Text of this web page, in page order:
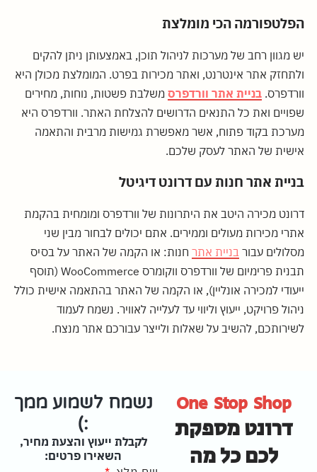
הפלטפורמה הכי מומלצת
יש מגוון רחב של מערכות לניהול תוכן, באמצעותן ניתן להקים
ולתחזק אתר אינטרנט, ואתר מכירות בפרט. המומלצת מכולן היא
וורדפרס. בניית אתר וורדפרסמשלבת פשטות, נוחות, מחירים
שפויים ואת כל התנאים הדרושים להצלחת האתר. וורדפרס היא
מערכת בקוד פתוח, אשר מאפשרת גמישות מרבית והתאמה
אישית של האתר לעסק שלכם.
בניית אתר חנות עם דרונט דיגיטל
דרונט מכירה היטב את היתרונות של וורדפרס ומומחית בהקמת
אתרי מכירות מעולים וממירים. אתם יכולים לבחור מבין שני
מסלולים עבור בניית אתרחנות: או הקמה של האתר על בסיס
תבנית פרימיום של וורדפרס ווקומרס WooCommerce (תוסף
ייעודי למכירה אונליין), או הקמה של האתר בהתאמה אישית כולל
ניהול פרויקט, ייעוץ וליווי עד לעלייה לאוויר. נשמח לעמוד
לשירותכם, להשיב על שאלות ולייצר עבורכם אתר מנצח.
One Stop Shop
דרונט מספקת
לכם כל מה
נשמח לשמוע ממך
:)
לקבלת ייעוץ והצעת מחיר,
השאירו פרטים: